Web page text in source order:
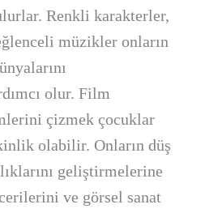
Renkli karakterler,
müzikler onların
olur. Film
çizmek çocuklar
olabilir. Onların düş
geliştirmelerine
ve görsel sanat